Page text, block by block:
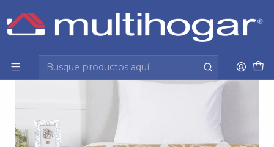
Inicio Dormitorio
Frazada
Frazada Termica Noruega 1.5 P Beige